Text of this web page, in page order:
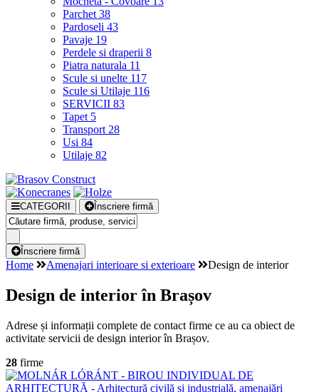
Parchet 38
Pardoseli 43
Pavaje 19
Perdele si draperii 8
Piatra naturala 11
Scule si unelte 117
Scule si Utilaje 116
SERVICII 83
Tapet 5
Transport 28
Usi 84
Utilaje 82
CATEGORII Înscriere firmă
Înscriere firmă
Home Amenajari interioare si exterioare Design de interior
Design de interior în Brașov
Adrese și informații complete de contact firme ce au ca obiect de
activitate servicii de design interior în Brașov.
28 firme